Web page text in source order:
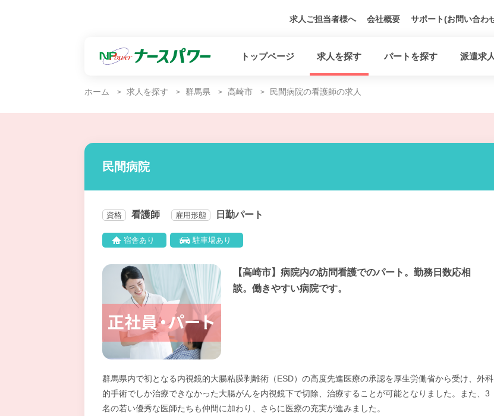
求人ご担当者様へ 会社概要 サポート(お問い合わ
トップページ 求人を探す パートを探す 派遣求
ホーム 求人を探す 群馬県 高崎市 民間病院の看護師の求人
民間病院
資格 看護師 雇用形態 日勤パート
宿舎あり 駐車場あり
【高崎市】病院内の訪問看護でのパート。勤務日数応相
談。働きやすい病院です。
群馬県内で初となる内視鏡的大腸粘膜剥離術（ESD）の高度先進医療の承認を厚生労働省から受け、外科
的手術でしか治療できなかった大腸がんを内視鏡下で切除、治療することが可能となりました。また、3
名の若い優秀な医師たちも仲間に加わり、さらに医療の充実が進みました。